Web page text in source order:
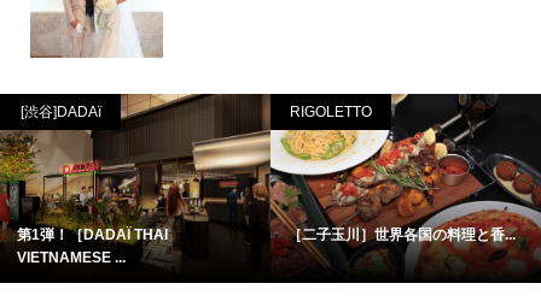
[渋谷]DADAï
第1弾！［DADAÏ THAI
VIETNAMESE ...
RIGOLETTO
［二子玉川］世界各国の料理と香...